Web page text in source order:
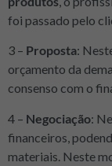
foi passado pelo
3 – Proposta:
orçamento da
consenso com o
4 – Negociação:
financeiros,
materiais. Neste